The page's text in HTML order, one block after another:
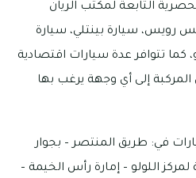
التابعة لمكتب الريان
رويس، سيارة بينتلي، سيارة
كما تتوافر عدة سيارات اقتصادية
إلى أي وجهة يرغب بها
في: طريق المنتصر – بجوار
لمركز اللولو – إمارة رأس الخيمة –